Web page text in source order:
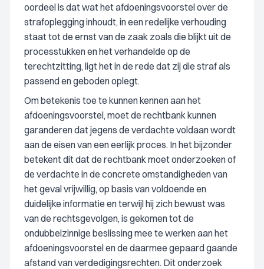
oordeel is dat wat het afdoeningsvoorstel over de
strafoplegging inhoudt, in een redelijke verhouding
staat tot de ernst van de zaak zoals die blijkt uit de
processtukken en het verhandelde op de
terechtzitting, ligt het in de rede dat zij die straf als
passend en geboden oplegt.
Om betekenis toe te kunnen kennen aan het
afdoeningsvoorstel, moet de rechtbank kunnen
garanderen dat jegens de verdachte voldaan wordt
aan de eisen van een eerlijk proces. In het bijzonder
betekent dit dat de rechtbank moet onderzoeken of
de verdachte in de concrete omstandigheden van
het geval vrijwillig, op basis van voldoende en
duidelijke informatie en terwijl hij zich bewust was
van de rechtsgevolgen, is gekomen tot de
ondubbelzinnige beslissing mee te werken aan het
afdoeningsvoorstel en de daarmee gepaard gaande
afstand van verdedigingsrechten. Dit onderzoek